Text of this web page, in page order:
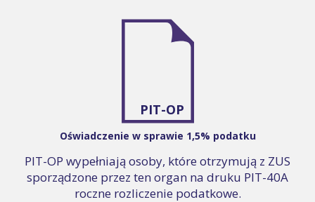
PIT-OP
Oświadczenie w sprawie 1,5% podatku
PIT-OP wypełniają osoby, które otrzymują z ZUS
sporządzone przez ten organ na druku PIT-40A
roczne rozliczenie podatkowe.